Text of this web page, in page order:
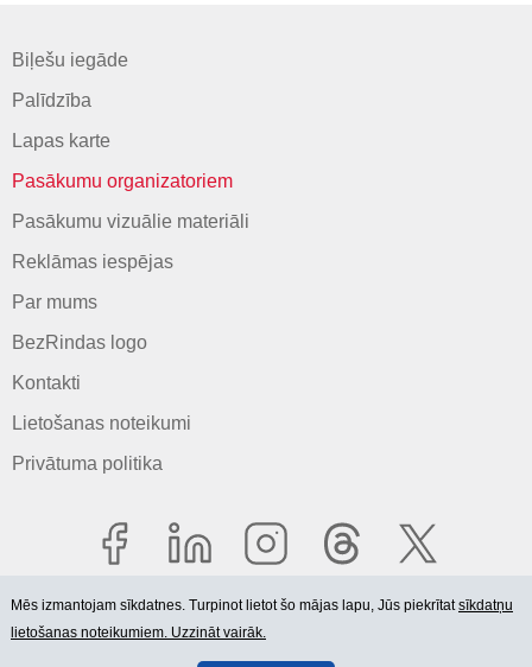
Biļešu iegāde
Palīdzība
Lapas karte
Pasākumu organizatoriem
Pasākumu vizuālie materiāli
Reklāmas iespējas
Par mums
BezRindas logo
Kontakti
Lietošanas noteikumi
Privātuma politika
© 2006-2026 SIA "BEZRINDAS.LV".
Mēs izmantojam sīkdatnes. Turpinot lietot šo mājas lapu, Jūs piekrītatsīkdatņu
lietošanas noteikumiem. Uzzināt vairāk.